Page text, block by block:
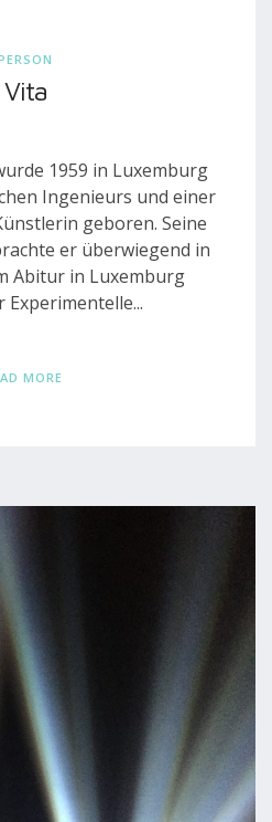
Vita
1959 in Luxemburg
Ingenieurs und einer
geboren. Seine
er überwiegend in
Abitur in Luxemburg
MORE